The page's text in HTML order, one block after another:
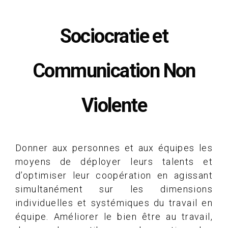
Sociocratie et
Communication Non
Violente
Donner aux personnes et aux équipes les
moyens de déployer leurs talents et
d’optimiser leur coopération en agissant
simultanément sur les dimensions
individuelles et systémiques du travail en
équipe. Améliorer le bien être au travail,